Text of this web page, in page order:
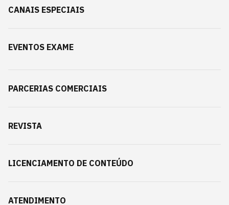
CANAIS ESPECIAIS
EVENTOS EXAME
PARCERIAS COMERCIAIS
REVISTA
LICENCIAMENTO DE CONTEÚDO
ATENDIMENTO